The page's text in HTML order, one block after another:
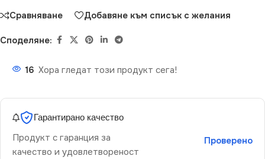
Сравняване Добавяне към списък с желания
Споделяне:
16 Хора гледат този продукт сега!
Гарантирано качество
Продукт с гаранция за
качество и удовлетвореност
Проверено